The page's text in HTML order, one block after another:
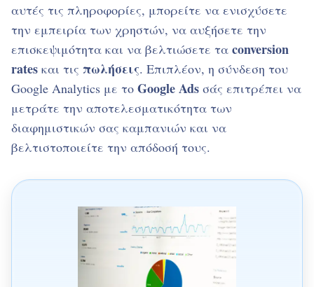
αυτές τις πληροφορίες, μπορείτε να ενισχύσετε
την εμπειρία των χρηστών, να αυξήσετε την
επισκεψιμότητα και να βελτιώσετε τα conversion
rates και τις πωλήσεις. Επιπλέον, η σύνδεση του
Google Analytics με το Google Ads σάς επιτρέπει να
μετράτε την αποτελεσματικότητα των
διαφημιστικών σας καμπανιών και να
βελτιστοποιείτε την απόδοσή τους.